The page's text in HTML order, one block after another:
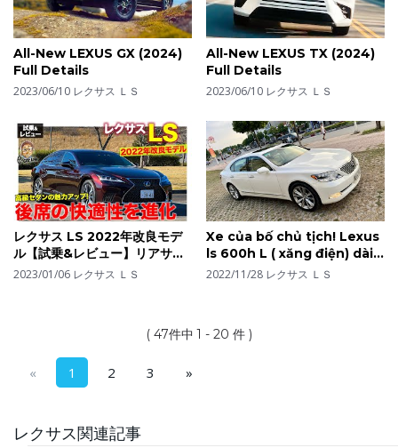
All-New LEXUS GX (2024)
Full Details
2023/06/10 レクサス ＬＳ
All-New LEXUS TX (2024)
Full Details
2023/06/10 レクサス ＬＳ
レクサス LS 2022年改良モデ
ル【試乗&レビュー】リアサス
まわりのチューニングで後席の
2023/01/06 レクサス ＬＳ
Xe của bố chủ tịch! Lexus
ls 600h L ( xăng điện) dài 5
mét và 7 lít xăng call&zalo
2022/11/28 レクサス ＬＳ
( 47件中 1 - 20 件 )
« 1 2 3 »
レクサス関連記事